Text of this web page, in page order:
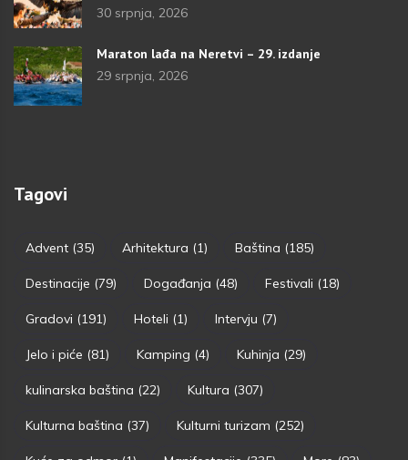
30 srpnja, 2026
Maraton lađa na Neretvi – 29. izdanje
29 srpnja, 2026
Tagovi
Advent (35) Arhitektura (1) Baština (185)
Destinacije (79) Događanja (48) Festivali (18)
Gradovi (191) Hoteli (1) Intervju (7)
Jelo i piće (81) Kamping (4) Kuhinja (29)
kulinarska baština (22) Kultura (307)
Kulturna baština (37) Kulturni turizam (252)